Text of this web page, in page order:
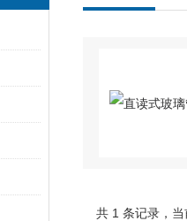
共 1 条记录，